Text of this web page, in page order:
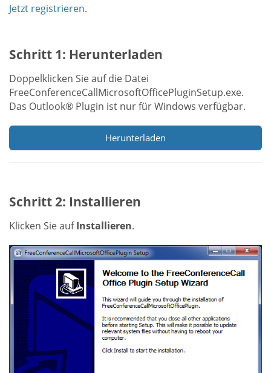
Jetzt registrieren.
Schritt 1: Herunterladen
Doppelklicken Sie auf die Datei
FreeConferenceCallMicrosoftOfficePluginSetup.exe.
Das Outlook® Plugin ist nur für Windows verfügbar.
Herunterladen
Schritt 2: Installieren
Klicken Sie aufInstallieren.